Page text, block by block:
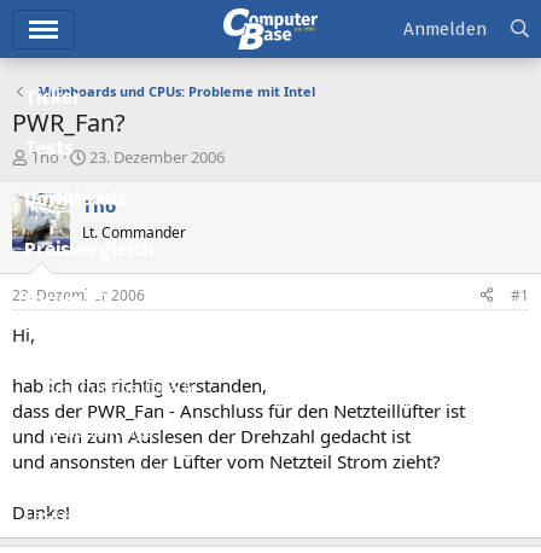
Ticker
Tests
Downloads
Preisvergleich
Forum
Aktuelles
Empfohlene Inhalte
Neue Beiträge
Neueste Aktivitäten
Leserartikel
Anmelden
Mainboards und CPUs: Probleme mit Intel
PWR_Fan?
E
s
t
e
e
Tho
E
s
e
t
23. Dezember 2006
Tho
Lt. Commander
23. Dezember 2006 #1
Hi,
hab ich das richtig verstanden,
dass der PWR_Fan - Anschluss für den Netzteillüfter ist
und rein zum Auslesen der Drehzahl gedacht ist
und ansonsten der Lüfter vom Netzteil Strom zieht?
Danke!